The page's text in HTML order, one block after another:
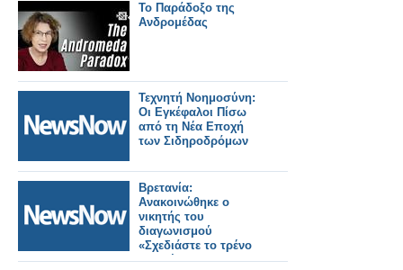
Το Παράδοξο της
Ανδρομέδας
Τεχνητή Νοημοσύνη:
Οι Εγκέφαλοι Πίσω
από τη Νέα Εποχή
των Σιδηροδρόμων
Βρετανία:
Ανακοινώθηκε ο
νικητής του
διαγωνισμού
«Σχεδιάστε το τρένο
του μέλλοντος»